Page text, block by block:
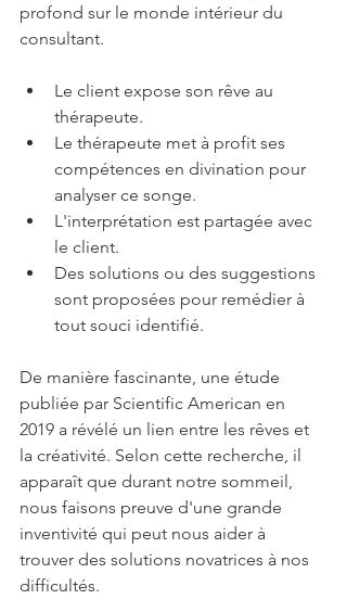
profond sur le monde intérieur du
consultant.
Le client expose son rêve au
thérapeute.
Le thérapeute met à profit ses
compétences en divination pour
analyser ce songe.
L'interprétation est partagée avec
le client.
Des solutions ou des suggestions
sont proposées pour remédier à
tout souci identifié.
De manière fascinante, une étude
publiée par Scientific American en
2019 a révélé un lien entre les rêves et
la créativité. Selon cette recherche, il
apparaît que durant notre sommeil,
nous faisons preuve d'une grande
inventivité qui peut nous aider à
trouver des solutions novatrices à nos
difficultés.